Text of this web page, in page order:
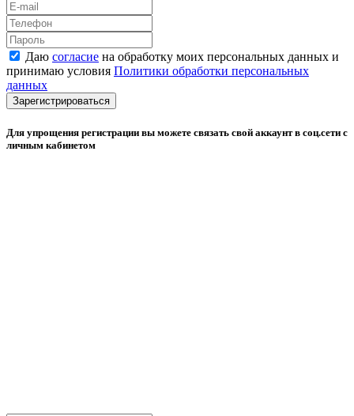
Даю согласие на обработку моих персональных данных и
принимаю условия Политики обработки персональных
данных
Зарегистрироваться
Для упрощения регистрации вы можете связать свой аккаунт в соц.сети с
личным кабинетом